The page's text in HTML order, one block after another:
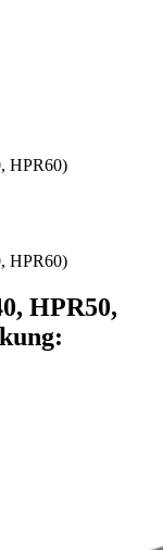
HPR60)
HPR60)
HPR50,